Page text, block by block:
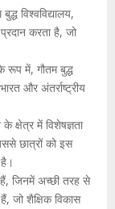
विश्वविद्यालय,
करता है, जो
के रूप में, गौतम बुद्ध
और अंतर्राष्ट्रीय
क्षेत्र में विशेषज्ञता
छात्रों को इस
हैं, जिनमें अच्छी तरह से
जो शैक्षिक विकास